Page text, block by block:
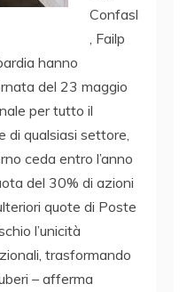
Confasl
, Failp
hanno
del 23 maggio
per tutto il
di qualsiasi settore,
ceda entro l’anno
del 30% di azioni
quote di Poste
l’unicità
trasformando
– afferma